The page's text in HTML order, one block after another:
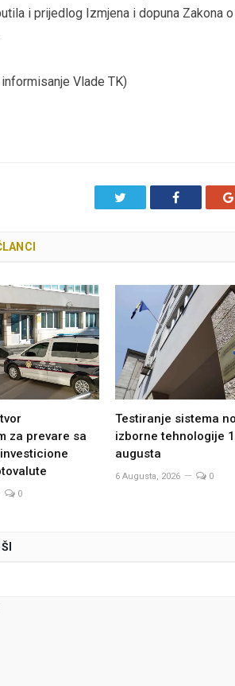
i prijedlog Izmjena i dopuna Zakona
Vlade TK)
Facebook
za prevare sa
0
Testiranje sistema
izborne tehnologije
augusta
6 Augusta, 2026 0